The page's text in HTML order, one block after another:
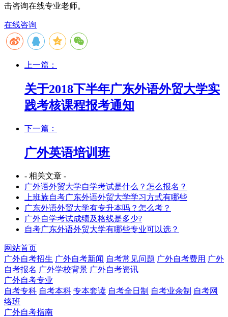
击咨询在线专业老师。
在线咨询
上一篇：
关于2018下半年广东外语外贸大学实
践考核课程报考通知
下一篇：
广外英语培训班
- 相关文章 -
广外语外贸大学自学考试是什么？怎么报名？
上班族自考广东外语外贸大学学习方式有哪些
广东外语外贸大学有专升本吗？怎么考？
广外自学考试成绩及格线是多少?
自考广东外语外贸大学有哪些专业可以选？
网站首页
广外自考招生 广外自考新闻 自考常见问题 广外自考费用 广外
自考报名 广外学校背景 广外自考资讯
广外自考专业
自考专科 自考本科 专本套读 自考全日制 自考业余制 自考网
络班
广外自考指南